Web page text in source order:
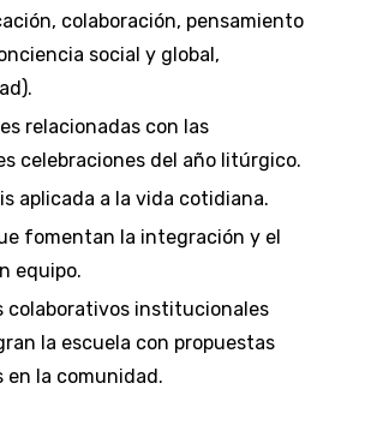
colaboración, pensamiento
social y global,
relacionadas con las
celebraciones del año litúrgico.
aplicada a la vida cotidiana.
fomentan la integración y el
equipo.
colaborativos institucionales
la escuela con propuestas
en la comunidad.